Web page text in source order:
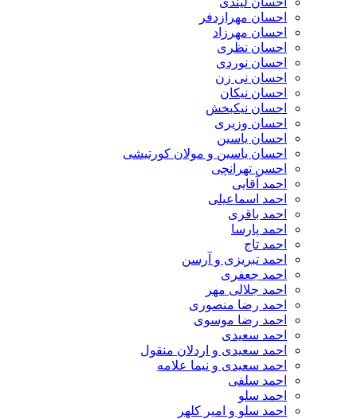
احسان مهرازدفر
احسان مهرزاد
احسان نظری
احسان نوردی
احسان نی زن
احسان نیکان
احسان نیکبخش
احسان وزیری
احسان یاسین
احسان یاسین و مولان کورتیشی
احسن تهرانچی
احمد آقایی
احمد اسماعیلی
احمد باقری
احمد پارسا
احمد تاج
احمد تبریزی و آرسن
احمد جعفری
احمد جلالی مهر
احمد رضا منصوری
احمد رضا موسوی
احمد سعیدی
احمد سعیدی و اردلان منقول
احمد سعیدی و نیما علامه
احمد سلفی
احمد سلو
احمد سلو و امیر کلهر